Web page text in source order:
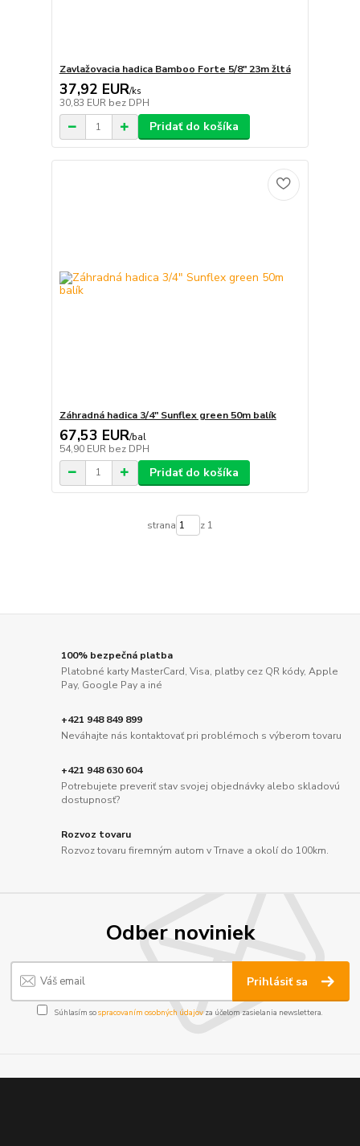
Zavlažovacia hadica Bamboo Forte 5/8" 23m žltá
37,92 EUR/ks
30,83 EUR bez DPH
Pridať do košíka
Záhradná hadica 3/4" Sunflex green 50m balík
67,53 EUR/bal
54,90 EUR bez DPH
Pridať do košíka
strana z 1
100% bezpečná platba
Platobné karty MasterCard, Visa, platby cez QR kódy, Apple
Pay, Google Pay a iné
+421 948 849 899
Neváhajte nás kontaktovať pri problémoch s výberom tovaru
+421 948 630 604
Potrebujete preveriť stav svojej objednávky alebo skladovú
dostupnosť?
Rozvoz tovaru
Rozvoz tovaru firemným autom v Trnave a okolí do 100km.
Odber noviniek
Prihlásiť sa
Súhlasím sospracovaním osobných údajov za účelom zasielania newslettera.